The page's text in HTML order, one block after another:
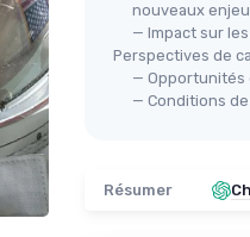
nouveaux
— Impact sur
Perspectives de
— Opportunités
— Conditions
Résumer